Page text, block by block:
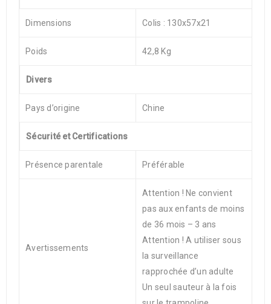
Dimensions Colis : 130x57x21
Poids 42,8 Kg
Divers
Pays d’origine Chine
Sécurité et Certifications
Présence parentale Préférable
Avertissements
Attention ! Ne convient
pas aux enfants de moins
de 36 mois – 3 ans
Attention ! A utiliser sous
la surveillance
rapprochée d’un adulte
Un seul sauteur à la fois